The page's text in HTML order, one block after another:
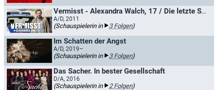
Vermisst - Alexandra Walch, 17 / Die letzte Spur
A/D, 2011
(Schauspielerin in 3 Folgen)
Im Schatten der Angst
A/D, 2019–
(Schauspielerin in 3 Folgen)
Das Sacher. In bester Gesellschaft
D/A, 2016
(Schauspielerin in 2 Folgen)